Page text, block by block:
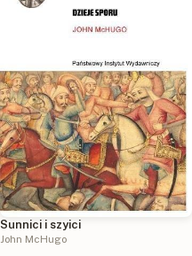
Sunnici i szyici
John McHugo